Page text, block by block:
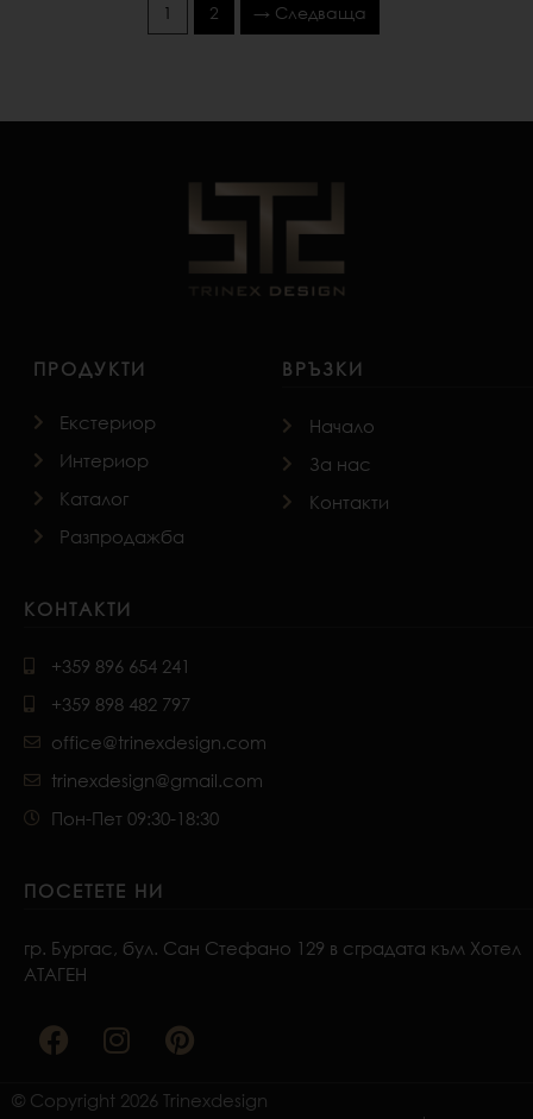
1 2 → Следваща
ПРОДУКТИ
Екстериор
Интериор
Каталог
Разпродажба
ВРЪЗКИ
Начало
За нас
Контакти
КОНТАКТИ
+359 896 654 241
+359 898 482 797
office@trinexdesign.com
trinexdesign@gmail.com
Пон-Пет 09:30-18:30
ПОСЕТЕТЕ НИ
гр. Бургас, бул. Сан Стефано 129 в сградата към Хотел
АТАГЕН
a
c
e
n
s
t
i
n
t
© Copyright 2026 Trinexdesign